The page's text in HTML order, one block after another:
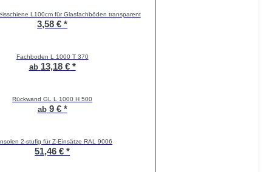
L100cm für Glasfachböden transparent
3,58 € *
Fachboden L 1000 T 370
ab 13,18 € *
Rückwand GL L 1000 H 500
ab 9 € *
2-stufig für Z-Einsätze RAL 9006
51,46 € *